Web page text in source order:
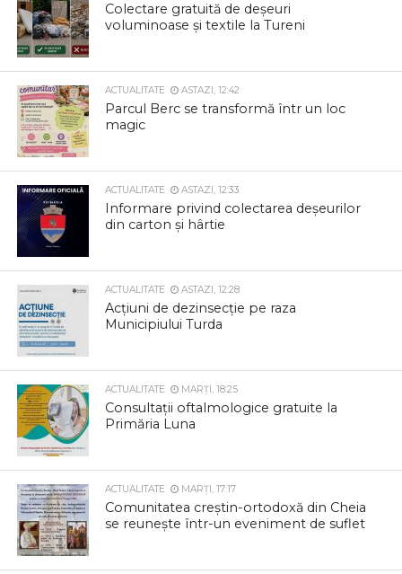
Colectare gratuită de deșeuri
voluminoase și textile la Tureni
ACTUALITATE ASTAZI, 12:42
Parcul Berc se transformă într un loc
magic
ACTUALITATE ASTAZI, 12:33
Informare privind colectarea deșeurilor
din carton și hârtie
ACTUALITATE ASTAZI, 12:28
Acțiuni de dezinsecție pe raza
Municipiului Turda
ACTUALITATE MARȚI, 18:25
Consultații oftalmologice gratuite la
Primăria Luna
ACTUALITATE MARȚI, 17:17
Comunitatea creștin-ortodoxă din Cheia
se reunește într-un eveniment de suflet